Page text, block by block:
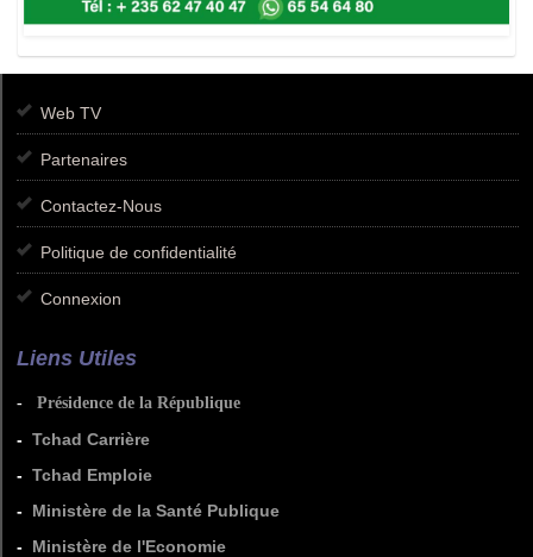
Web TV
Partenaires
Contactez-Nous
Politique de confidentialité
Connexion
Liens Utiles
- Présidence de la République
- Tchad Carrière
- Tchad Emploie
- Ministère de la Santé Publique
- Ministère de l'Economie